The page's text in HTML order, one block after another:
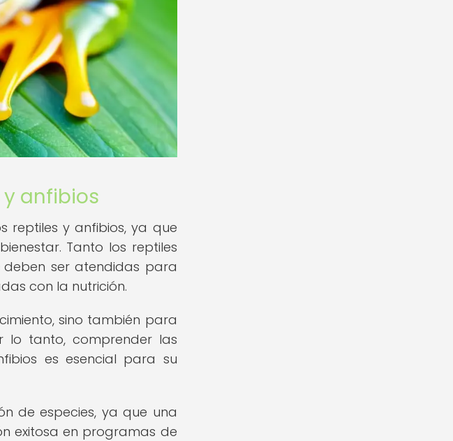
anfibios
reptiles y anfibios, ya que
Tanto los reptiles
deben ser atendidas para
con la nutrición.
sino también para
lo tanto, comprender las
es esencial para su
de especies, ya que una
exitosa en programas de